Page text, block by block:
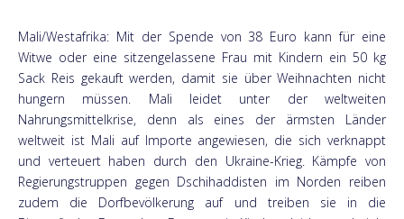
Mali/Westafrika: Mit der Spende von 38 Euro kann für eine
Witwe oder eine sitzengelassene Frau mit Kindern ein 50 kg
Sack Reis gekauft werden, damit sie über Weihnachten nicht
hungern müssen. Mali leidet unter der weltweiten
Nahrungsmittelkrise, denn als eines der ärmsten Länder
weltweit ist Mali auf Importe angewiesen, die sich verknappt
und verteuert haben durch den Ukraine-Krieg. Kämpfe von
Regierungstruppen gegen Dschihaddisten im Norden reiben
zudem die Dorfbevölkerung auf und treiben sie in die